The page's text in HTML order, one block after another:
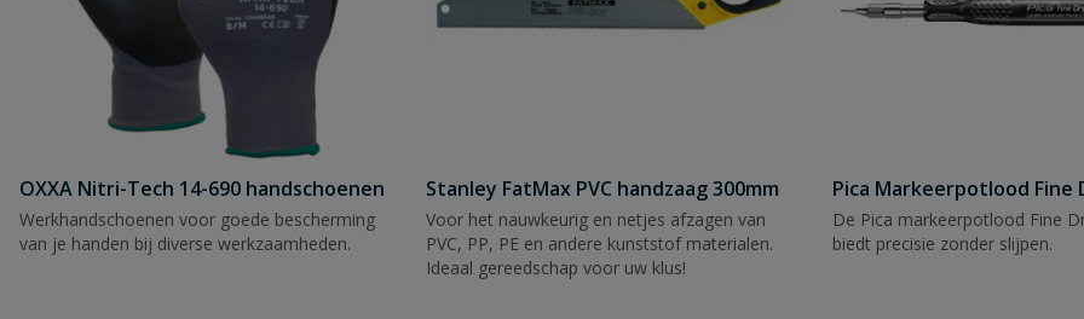
OXXA Nitri-Tech 14-690 handschoenen
Werkhandschoenen voor goede bescherming
van je handen bij diverse werkzaamheden.
Stanley FatMax PVC handzaag 300mm
Voor het nauwkeurig en netjes afzagen van
PVC, PP, PE en andere kunststof materialen.
Ideaal gereedschap voor uw klus!
Pica Markeerpotlood Fine
De Pica markeerpotlood Fine
biedt precisie zonder slijpen.